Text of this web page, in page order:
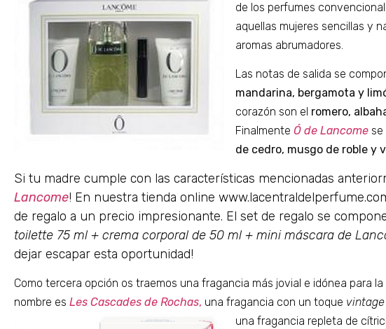
de los perfumes
aquellas mujeres sencillas y
aromas abrumadores.
Las notas de salida se
mandarina, bergamota y
corazón son el romero,
Finalmente Ó de Lancome
de cedro, musgo de roble y
Si tu madre cumple con las características mencionadas
Lancome! En nuestra tienda online
de regalo a un precio impresionante. El set de regalo se
toilette 75 ml + crema corporal de 50 ml + mini máscara de
dejar escapar esta oportunidad!
Como tercera opción os traemos una fragancia más jovial e idónea para
nombre es Les Cascades de Rochas, una fragancia con un toque vintage
una fragancia repleta de